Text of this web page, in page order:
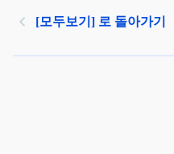
[모두보기] 로 돌아가기